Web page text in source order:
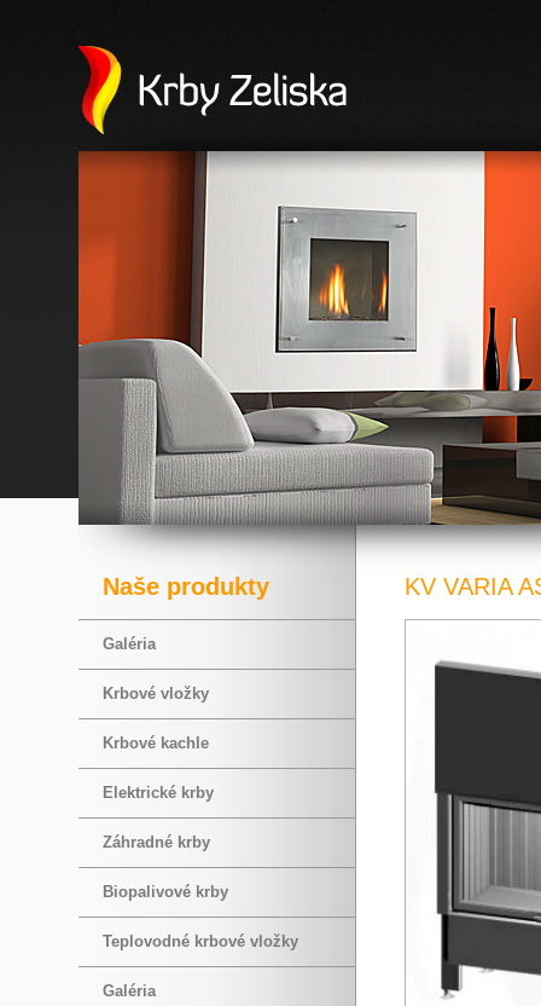
Naše produkty
Galéria
Krbové vložky
Krbové kachle
Elektrické krby
Záhradné krby
Biopalivové krby
Teplovodné krbové vložky
Galéria
KV VARIA